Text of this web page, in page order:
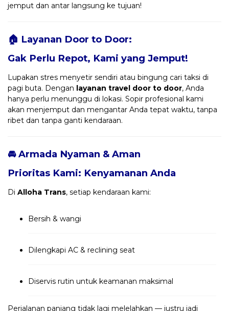
jemput dan antar langsung ke tujuan!
🏠 Layanan Door to Door:
Gak Perlu Repot, Kami yang Jemput!
Lupakan stres menyetir sendiri atau bingung cari taksi di
pagi buta. Dengan layanan travel door to door, Anda
hanya perlu menunggu di lokasi. Sopir profesional kami
akan menjemput dan mengantar Anda tepat waktu, tanpa
ribet dan tanpa ganti kendaraan.
🚘 Armada Nyaman & Aman
Prioritas Kami: Kenyamanan Anda
Di Alloha Trans, setiap kendaraan kami:
Bersih & wangi
Dilengkapi AC & reclining seat
Diservis rutin untuk keamanan maksimal
Perjalanan panjang tidak lagi melelahkan — justru jadi